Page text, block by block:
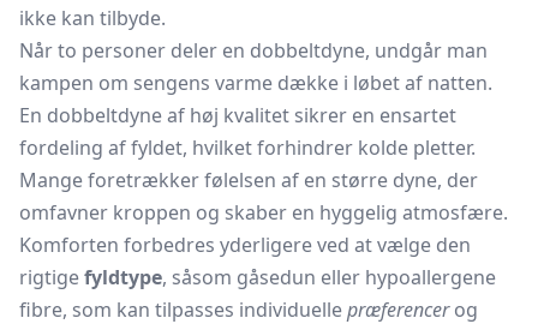
ikke kan tilbyde.
Når to personer deler en dobbeltdyne, undgår man
kampen om sengens varme dække i løbet af natten.
En dobbeltdyne af høj kvalitet sikrer en ensartet
fordeling af fyldet, hvilket forhindrer kolde pletter.
Mange foretrækker følelsen af en større dyne, der
omfavner kroppen og skaber en hyggelig atmosfære.
Komforten forbedres yderligere ved at vælge den
rigtigefyldtype, såsom gåsedun eller hypoallergene
fibre, som kan tilpasses individuellepræferencerog